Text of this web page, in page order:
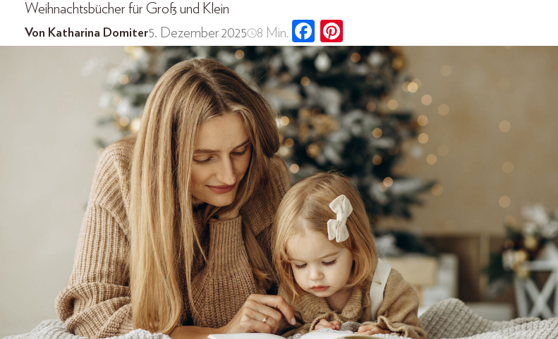
Weihnachtsbücher für Groß und Klein
Von Katharina Domiter5. Dezember 2025 8 Min.